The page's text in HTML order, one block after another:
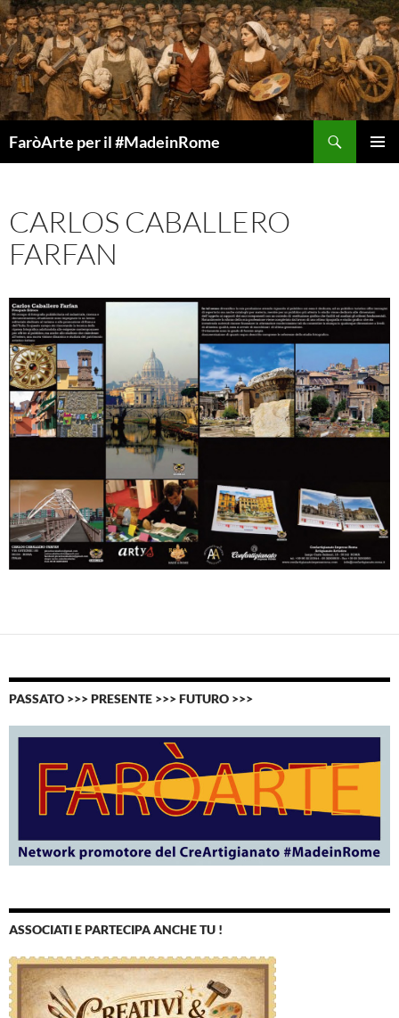
Vai
al
contenuto
FaròArte per il #MadeinRome
CARLOS CABALLERO
FARFAN
PASSATO >>> PRESENTE >>> FUTURO >>>
ASSOCIATI E PARTECIPA ANCHE TU !